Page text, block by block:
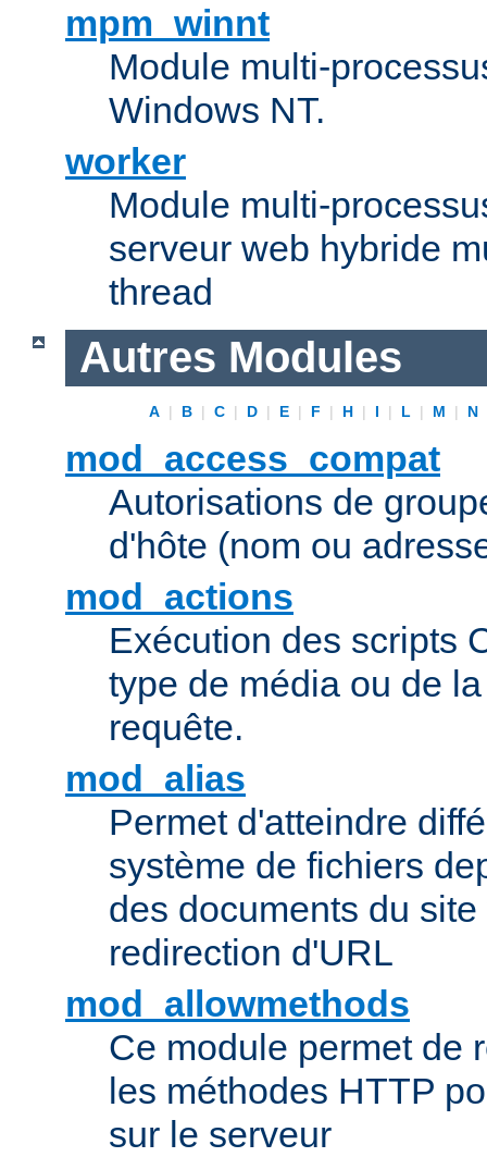
mpm_winnt
Module multi-
Windows NT.
worker
Module multi-
serveur web hybride
thread
Autres Modules
A | B | C | D | E | F | H | I | L | M | N
mod_access_compat
Autorisations de
d'hôte (nom ou
mod_actions
Exécution des scripts
type de média ou de
requête.
mod_alias
Permet d'atteindre
système de fichiers
des documents du
redirection d'URL
mod_allowmethods
Ce module permet de
les méthodes HTTP
sur le serveur